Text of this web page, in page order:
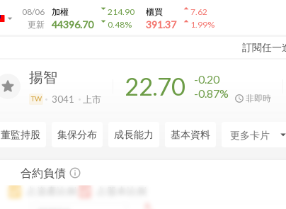
arrow_drop_down
08/06
更新
加權
44396.70
arrow_drop_down214.90
arrow_drop_down0.48%
櫃買
391.37
arrow_drop_up7.62
arrow_drop_up1.99%
訂閱任一
揚智
TW 3041 上市 22.70
-0.20
-0.87%
非即時
董監持股 集保分布 成長能力 基本資料 arrow_drop_down
合約負債 info_outline